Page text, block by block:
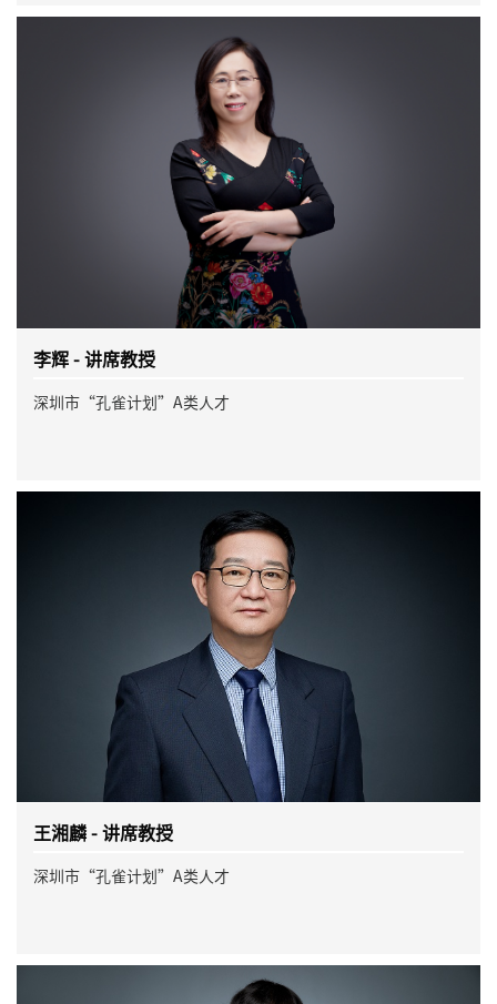
李辉 - 讲席教授
深圳市“孔雀计划”A类人才
王湘麟 - 讲席教授
深圳市“孔雀计划”A类人才